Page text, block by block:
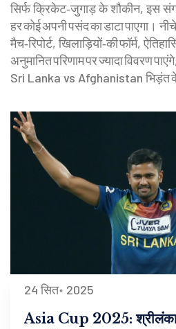
सिर्फ क्रिकेट‑जुगाड़ के शौकीन, इस
हर कोई अपनी पसंद का डाटा पाएगा।
मैच‑रिपोर्ट, खिलाड़ियों‑की फॉर्म,
अनुमानित परिणाम पर ज्यादा विवरण
Sri Lanka vs Afghanistan भिड़ंत के
24 सित॰ 2025
Asia Cup 2025: श्रीलंका